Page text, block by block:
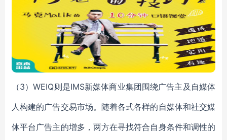
（3）WEIQ则是IMS新媒体商业集团围绕广告主及自媒体
人构建的广告交易市场。随着各式各样的自媒体和社交媒
体平台广告主的增多，两方在寻找符合自身条件和调性的